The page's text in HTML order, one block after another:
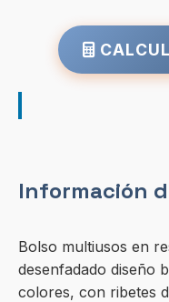
Información
Bolso multiusos en
desenfadado diseño
colores, con ribetes